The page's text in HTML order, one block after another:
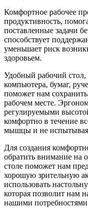
Комфортное рабочее
продуктивность,
поставленные задачи
способствует
уменьшает риск
здоровьем.
Удобный рабочий стол,
компьютера, бумаг,
поможет нам
рабочем месте.
регулируемыми
комфортно в течение
мышцы и не испытывая
Для создания
обратить внимание на
столе поможет нам
хорошую зрительную
использовать
которая позволит нам
нашими